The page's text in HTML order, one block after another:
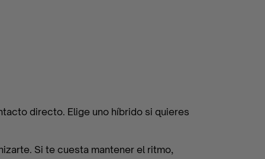
directo. Elige uno híbrido si quieres
Si te cuesta mantener el ritmo,